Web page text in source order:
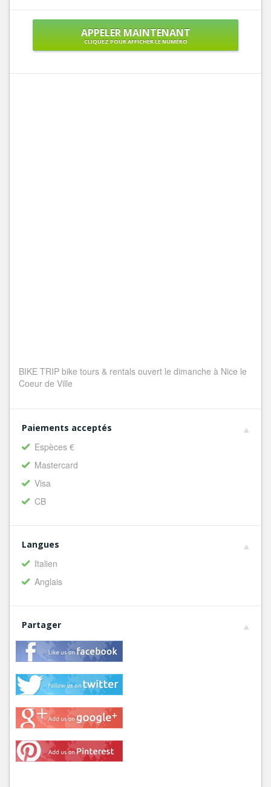
APPELER MAINTENANT
CLIQUEZ POUR AFFICHER LE NUMÉRO
BIKE TRIP bike tours & rentals ouvert le dimanche à Nice le
Coeur de Ville
Paiements acceptés
Espèces €
Mastercard
Visa
CB
Langues
Italien
Anglais
Partager